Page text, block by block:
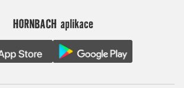
HORNBACH aplikace